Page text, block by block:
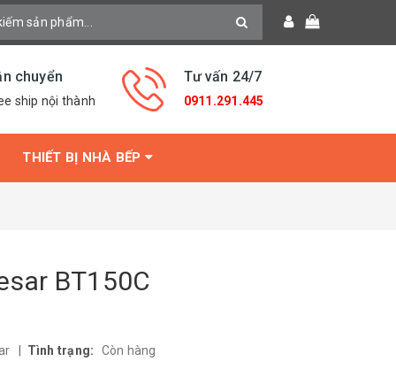
chuyển
ship nội thành
Tư vấn 24/7
0911.291.445
THIẾT BỊ NHÀ BẾP
BT150C
Tình trạng: Còn hàng